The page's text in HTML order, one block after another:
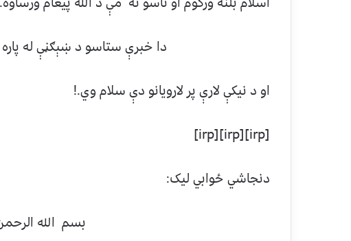
دا خبرې ستاسو د ښېګڼې له
او د نيکې لارې پر لارويانو دې سلام وي.!
[irp][irp][irp]
دنجاشي ځوابي ليک:
بسم الله